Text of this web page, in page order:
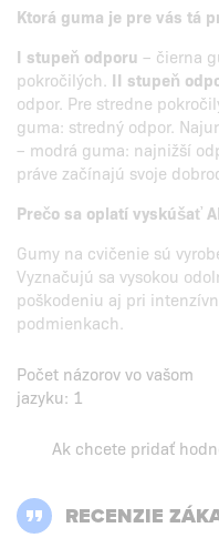
Ktorá guma je pre vás tá
I stupeň odporu – čierna
pokročilých. II stupeň
odpor. Pre stredne
guma: stredný odpor.
– modrá guma: najnižší
práve začínajú svoje
Prečo sa oplatí vyskúšať
Gumy na cvičenie sú
Vyznačujú sa vysokou
poškodeniu aj pri
podmienkach.
Počet názorov vo vašom
jazyku: 1
Ak chcete pridať
RECENZIE